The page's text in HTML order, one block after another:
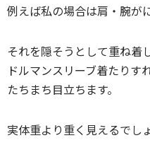
例えば私の場合は肩・腕が
それを隠そうとして重ね着
ドルマンスリーブ着たりす
たちまち目立ちます。
実体重より重く見えるでし